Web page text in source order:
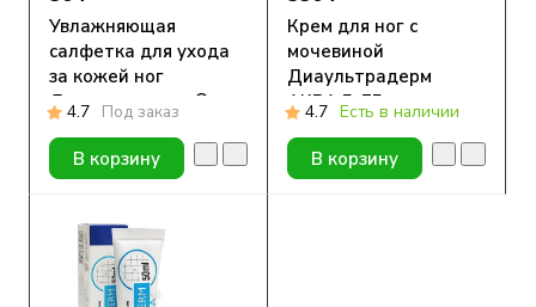
Увлажняющая
салфетка для ухода
за кожей ног
Диаультрадерм®
АКВА
4.7 Под заказ
В корзину
Крем для ног с
мочевиной
Диаультрадерм
АКВА 5, 75 мл.
4.7 Есть в наличии
В корзину